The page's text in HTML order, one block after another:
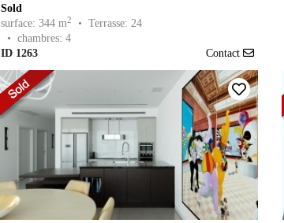
Sold
surface: 344 m2
• Terrasse: 24
• chambres: 4
ID 1263
Contact